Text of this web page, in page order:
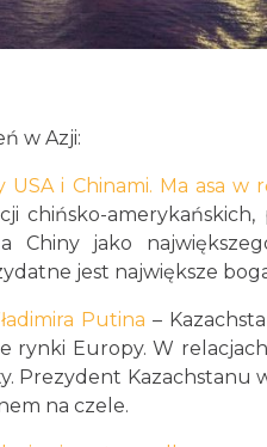
w Azji:
i Chinami. Ma asa w
chińsko-amerykańskich,
a Chiny jako
jest największe
Putina –
rynki Europy. W
Prezydent Kazachstanu
na czele.